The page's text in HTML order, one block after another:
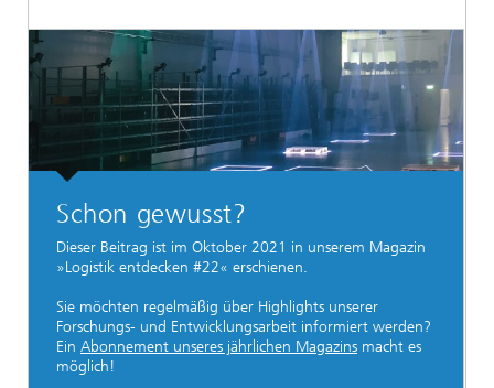
Schon gewusst?
Dieser Beitrag ist im Oktober 2021 in unserem Magazin
»Logistik entdecken #22« erschienen.
Sie möchten regelmäßig über Highlights unserer
Forschungs- und Entwicklungsarbeit informiert werden?
Ein Abonnement unseres jährlichen Magazins macht es
möglich!